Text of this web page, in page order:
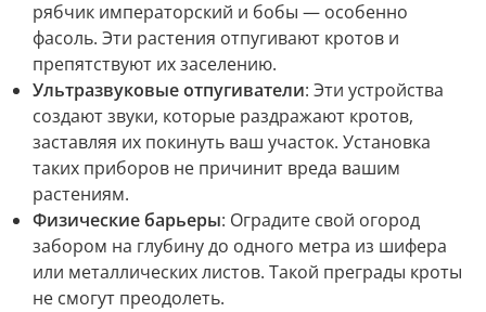
рябчик императорский и бобы — особенно
фасоль. Эти растения отпугивают кротов и
препятствуют их заселению.
Ультразвуковые отпугиватели: Эти устройства
создают звуки, которые раздражают кротов,
заставляя их покинуть ваш участок. Установка
таких приборов не причинит вреда вашим
растениям.
Физические барьеры: Оградите свой огород
забором на глубину до одного метра из шифера
или металлических листов. Такой преграды кроты
не смогут преодолеть.